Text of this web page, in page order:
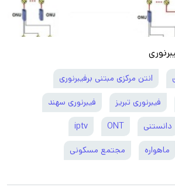
انتن مرکزی مبتنی برفیبرنوری
فیبرنوری تبریز فیبرنوری سهند
دانستنی ONT
iptv
ماهواره مجتمع مسکونی